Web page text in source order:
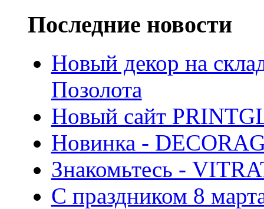
Последние новости
Новый декор на
Позолота
Новый сайт
Новинка -
Знакомьтесь -
С праздником 8